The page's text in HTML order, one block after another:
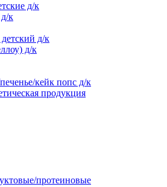
д/к
к
д/к
д/к
кейк попс д/к
продукция
протеиновые